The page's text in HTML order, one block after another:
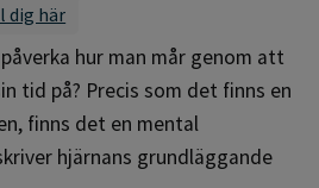
dig här
hur man mår genom att
tid på? Precis som det finns en
finns det en mental
hjärnans grundläggande